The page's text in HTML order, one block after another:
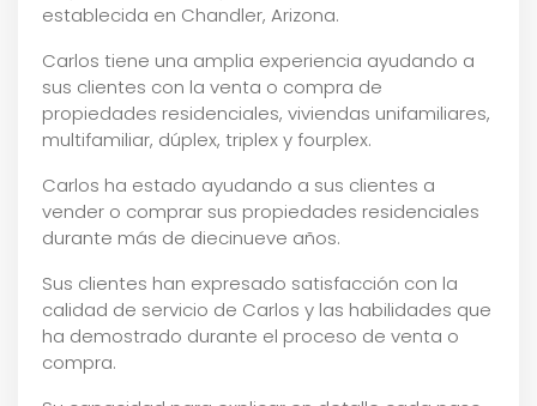
establecida en Chandler, Arizona.
Carlos tiene una amplia experiencia ayudando a
sus clientes con la venta o compra de
propiedades residenciales, viviendas unifamiliares,
multifamiliar, dúplex, triplex y fourplex.
Carlos ha estado ayudando a sus clientes a
vender o comprar sus propiedades residenciales
durante más de diecinueve años.
Sus clientes han expresado satisfacción con la
calidad de servicio de Carlos y las habilidades que
ha demostrado durante el proceso de venta o
compra.